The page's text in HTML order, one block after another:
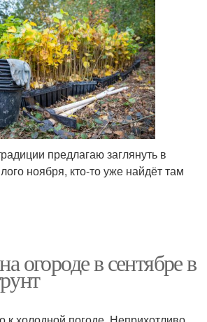
предлагаю заглянуть в
ноября, кто-то уже найдёт там
огороде в сентябре в